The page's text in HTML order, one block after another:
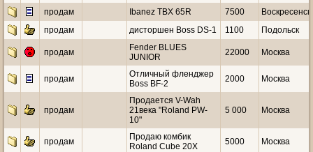
продам Ibanez TBX 65R 7500
Воскресенск
продам
дисторшен Boss DS-1 1100 Подольск
продам
Fender BLUES
JUNIOR
22000 Москва
продам
Отличный фленджер
Boss BF-2
2000 Москва
продам
Продается V-Wah
21века "Roland PW-
10"
5 000 Москва
продам
Продаю комбик
Roland Cube 20X
5000 Москва